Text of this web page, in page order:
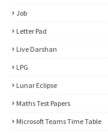
Job
Letter Pad
Live Darshan
LPG
Lunar Eclipse
Maths Test Papers
Microsoft Teams Time Table